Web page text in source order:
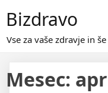
content
Bizdravo
Vse za vaše zdravje in
Mesec: